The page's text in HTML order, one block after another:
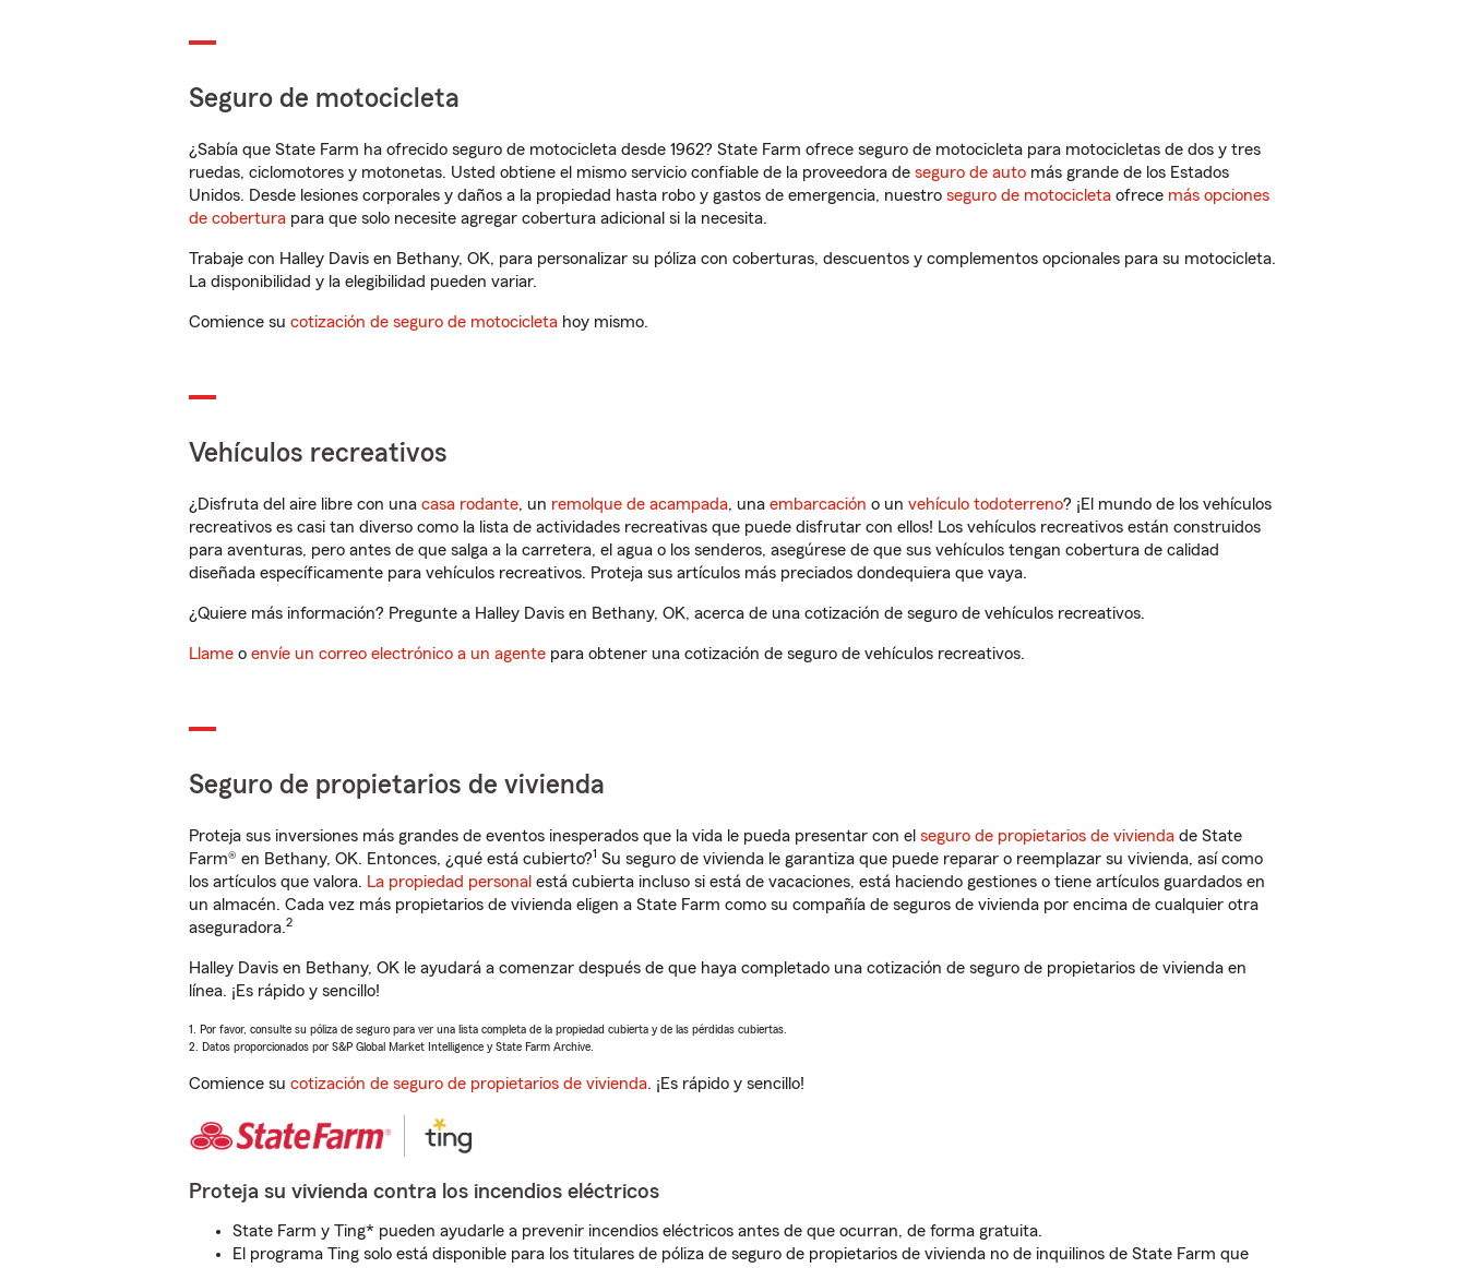
Seguro de motocicleta
¿Sabía que State Farm ha ofrecido seguro de motocicleta desde 1962? State Farm ofrece seguro de motocicleta para motocicletas de dos y tres
ruedas, ciclomotores y motonetas. Usted obtiene el mismo servicio confiable de la proveedora de seguro de auto más grande de los Estados
Unidos. Desde lesiones corporales y daños a la propiedad hasta robo y gastos de emergencia, nuestro seguro de motocicleta ofrece más opciones
de cobertura para que solo necesite agregar cobertura adicional si la necesita.
Trabaje con Halley Davis en Bethany, OK, para personalizar su póliza con coberturas, descuentos y complementos opcionales para su motocicleta.
La disponibilidad y la elegibilidad pueden variar.
Comience su cotización de seguro de motocicleta hoy mismo.
Vehículos recreativos
¿Disfruta del aire libre con una casa rodante, un remolque de acampada, una embarcación o un vehículo todoterreno? ¡El mundo de los vehículos
recreativos es casi tan diverso como la lista de actividades recreativas que puede disfrutar con ellos! Los vehículos recreativos están construidos
para aventuras, pero antes de que salga a la carretera, el agua o los senderos, asegúrese de que sus vehículos tengan cobertura de calidad
diseñada específicamente para vehículos recreativos. Proteja sus artículos más preciados dondequiera que vaya.
¿Quiere más información? Pregunte a Halley Davis en Bethany, OK, acerca de una cotización de seguro de vehículos recreativos.
Llame o envíe un correo electrónico a un agente para obtener una cotización de seguro de vehículos recreativos.
Seguro de propietarios de vivienda
Proteja sus inversiones más grandes de eventos inesperados que la vida le pueda presentar con el seguro de propietarios de vivienda de State
Farm® en Bethany, OK. Entonces, ¿qué está cubierto?1 Su seguro de vivienda le garantiza que puede reparar o reemplazar su vivienda, así como
los artículos que valora. La propiedad personal está cubierta incluso si está de vacaciones, está haciendo gestiones o tiene artículos guardados en
un almacén. Cada vez más propietarios de vivienda eligen a State Farm como su compañía de seguros de vivienda por encima de cualquier otra
aseguradora.2
Halley Davis en Bethany, OK le ayudará a comenzar después de que haya completado una cotización de seguro de propietarios de vivienda en
línea. ¡Es rápido y sencillo!
1. Por favor, consulte su póliza de seguro para ver una lista completa de la propiedad cubierta y de las pérdidas cubiertas.
2. Datos proporcionados por S&P Global Market Intelligence y State Farm Archive.
Comience su cotización de seguro de propietarios de vivienda. ¡Es rápido y sencillo!
Proteja su vivienda contra los incendios eléctricos
State Farm y Ting* pueden ayudarle a prevenir incendios eléctricos antes de que ocurran, de forma gratuita.
El programa Ting solo está disponible para los titulares de póliza de seguro de propietarios de vivienda no de inquilinos de State Farm que